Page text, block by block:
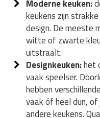
Moderne keuken:
keukens zijn
design. De meeste
witte of zwarte
uitstraalt.
Designkeuken:het
vaak speelser.
hebben
vaak óf heel dun,
andere keukens.